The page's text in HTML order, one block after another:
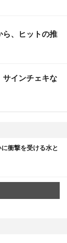
、ヒットの推
インチェキな
衝撃を受ける水と